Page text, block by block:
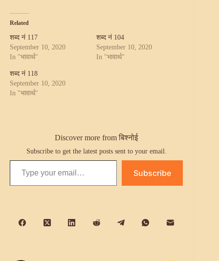
Related
शब्द नं 117
September 10, 2020
In "भावार्थ"
शब्द नं 104
September 10, 2020
In "भावार्थ"
शब्द नं 118
September 10, 2020
In "भावार्थ"
Discover more from बिश्नोई
Subscribe to get the latest posts sent to your email.
Type your email…
Subscribe